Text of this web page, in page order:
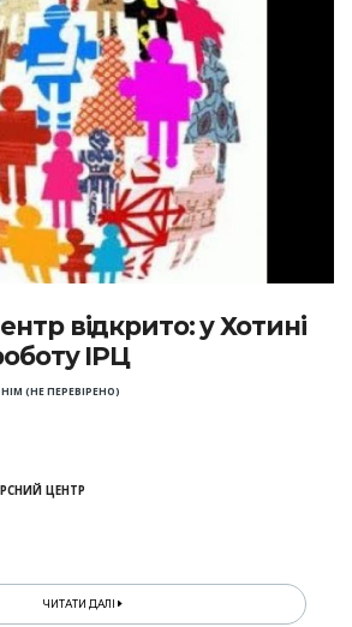
відкрито: у Хотині
ІРЦ
(НЕ ПЕРЕВІРЕНО)
ЦЕНТР
ЧИТАТИ ДАЛІ